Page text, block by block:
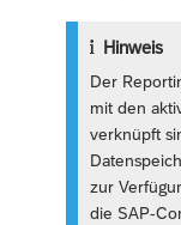
Hinweis
Der
mit den
verknüpft
zur
die SAP-